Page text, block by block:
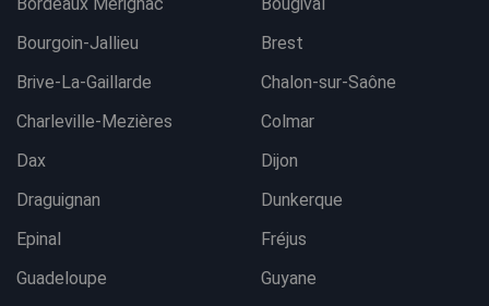
Bourgoin-Jallieu
Brest
Brive-La-Gaillarde
Chalon-sur-Saône
Charleville-Mezières
Colmar
Dax
Dijon
Draguignan
Dunkerque
Epinal
Fréjus
Guadeloupe
Guyane